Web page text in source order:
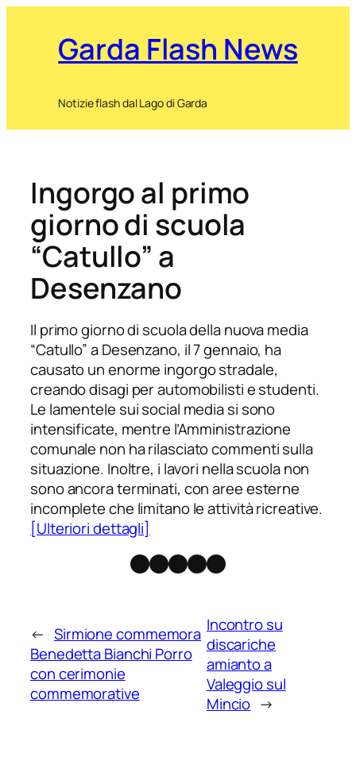
Garda Flash News
Notizie flash dal Lago di Garda
Ingorgo al primo
giorno di scuola
“Catullo” a
Desenzano
Il primo giorno di scuola della nuova media
“Catullo” a Desenzano, il 7 gennaio, ha
causato un enorme ingorgo stradale,
creando disagi per automobilisti e studenti.
Le lamentele sui social media si sono
intensificate, mentre l’Amministrazione
comunale non ha rilasciato commenti sulla
situazione. Inoltre, i lavori nella scuola non
sono ancora terminati, con aree esterne
incomplete che limitano le attività ricreative.
[Ulteriori dettagli]
Facebook
Instagram
X Threads
Telegram
← Sirmione commemora
Benedetta Bianchi Porro
con cerimonie
commemorative
Incontro su
discariche
amianto a
Valeggio sul
Mincio →